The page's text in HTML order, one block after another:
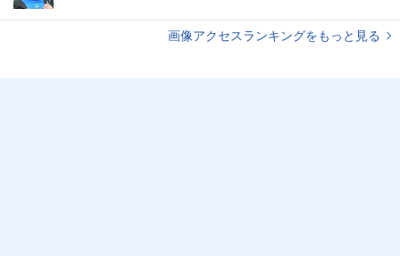
画像アクセスランキングをもっと見る